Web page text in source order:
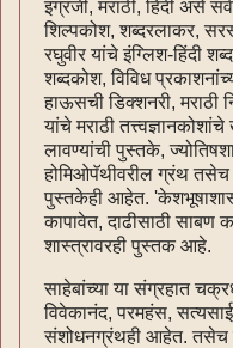
इंग्रजी, मराठी, हिंदी असे
शिल्पकोश, शब्दरलाकर,
रघुवीर यांचे इंग्लिश-हिंदी
शब्दकोश, विविध
हाऊसची डिक्शनरी, मराठी
यांचे मराठी
लावण्यांची पुस्तके,
होमिओपॅथीवरील ग्रंथ तसेच
पुस्तकेही आहेत.
कापावेत, दाढीसाठी साबण
शास्त्रावरही पुस्तक आहे.
साहेबांच्या या संग्रहात
विवेकानंद, परमहंस,
संशोधनग्रंथही आहेत. तसेच